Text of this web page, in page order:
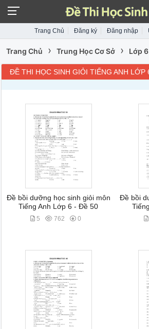
Trang Chủ Đăng ký Đăng nhập
Trang Chủ › Trung Học Cơ Sở › Lớp 6
ĐỀ THI HỌC SINH GIỎI TIẾNG ANH LỚP
Đề bồi dưỡng học sinh giỏi môn
Tiếng Anh Lớp 6 - Đề 50
5 762 0
Đề bồi